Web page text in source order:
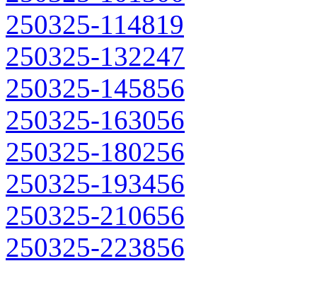
250325-114819
250325-132247
250325-145856
250325-163056
250325-180256
250325-193456
250325-210656
250325-223856